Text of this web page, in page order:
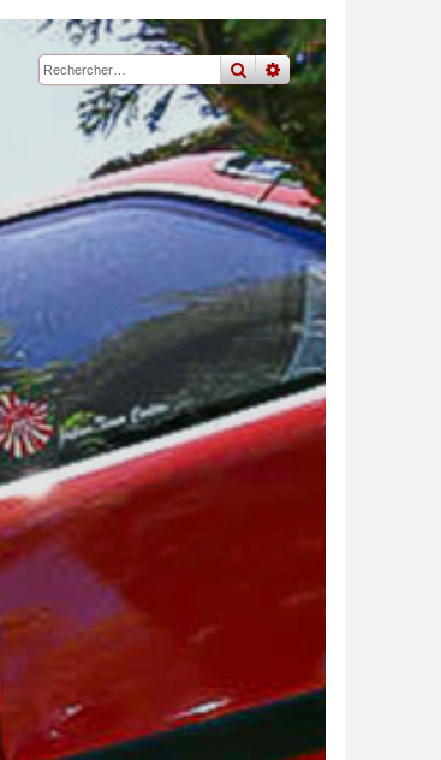
rechercher
recherche